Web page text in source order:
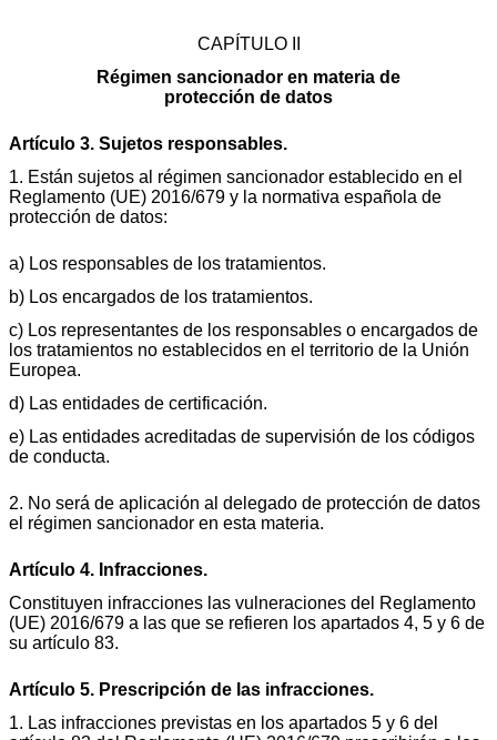
CAPÍTULO II
Régimen sancionador en materia de
protección de datos
Artículo 3. Sujetos responsables.
1. Están sujetos al régimen sancionador establecido en el
Reglamento (UE) 2016/679 y la normativa española de
protección de datos:
a) Los responsables de los tratamientos.
b) Los encargados de los tratamientos.
c) Los representantes de los responsables o encargados de
los tratamientos no establecidos en el territorio de la Unión
Europea.
d) Las entidades de certificación.
e) Las entidades acreditadas de supervisión de los códigos
de conducta.
2. No será de aplicación al delegado de protección de datos
el régimen sancionador en esta materia.
Artículo 4. Infracciones.
Constituyen infracciones las vulneraciones del Reglamento
(UE) 2016/679 a las que se refieren los apartados 4, 5 y 6 de
su artículo 83.
Artículo 5. Prescripción de las infracciones.
1. Las infracciones previstas en los apartados 5 y 6 del